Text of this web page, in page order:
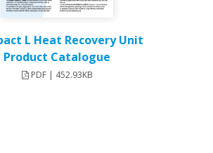
L Heat Recovery Unit
Product Catalogue
PDF | 452.93KB